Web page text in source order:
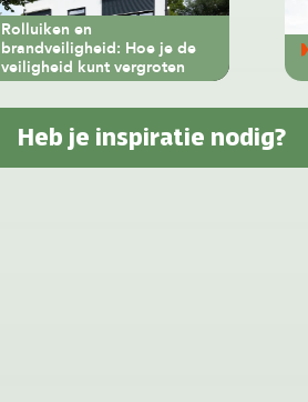
Rolluiken en
brandveiligheid: Hoe je de
veiligheid kunt vergroten
Heb je inspiratie nodig?